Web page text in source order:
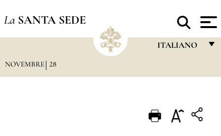
La SANTA SEDE
ITALIANO
PORTUGUÊS
NOVEMBRE 28